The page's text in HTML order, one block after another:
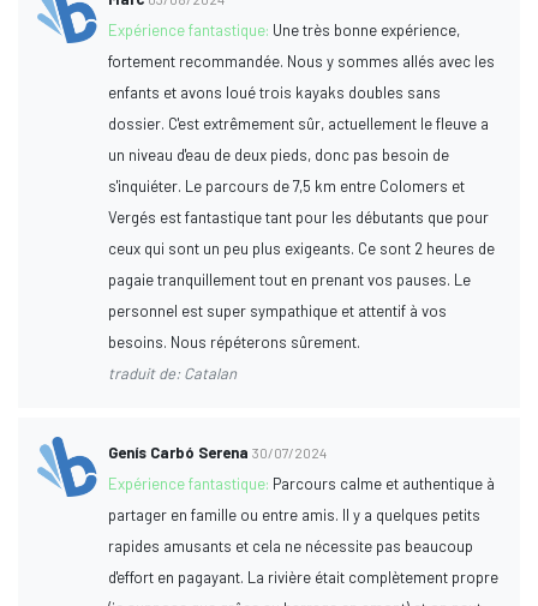
Expérience fantastique: Une très bonne expérience,
fortement recommandée. Nous y sommes allés avec les
enfants et avons loué trois kayaks doubles sans
dossier. C'est extrêmement sûr, actuellement le fleuve a
un niveau d'eau de deux pieds, donc pas besoin de
s'inquiéter. Le parcours de 7,5 km entre Colomers et
Vergés est fantastique tant pour les débutants que pour
ceux qui sont un peu plus exigeants. Ce sont 2 heures de
pagaie tranquillement tout en prenant vos pauses. Le
personnel est super sympathique et attentif à vos
besoins. Nous répéterons sûrement.
traduit de: Catalan
Genís Carbó Serena 30/07/2024
Expérience fantastique: Parcours calme et authentique à
partager en famille ou entre amis. Il y a quelques petits
rapides amusants et cela ne nécessite pas beaucoup
d'effort en pagayant. La rivière était complètement propre